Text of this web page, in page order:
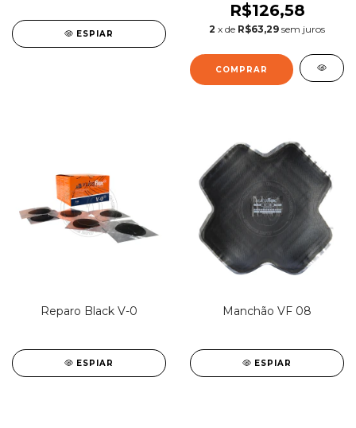
ESPIAR
R$126,58
2 x de R$63,29 sem juros
Reparo Black V-0
ESPIAR
Manchão VF 08
ESPIAR